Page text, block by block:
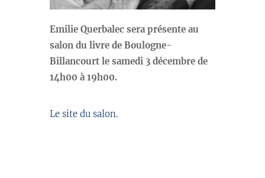
Emilie Querbalec sera présente au
salon du livre de Boulogne-
Billancourt le samedi 3 décembre de
14h00 à 19h00.
Le site du salon.